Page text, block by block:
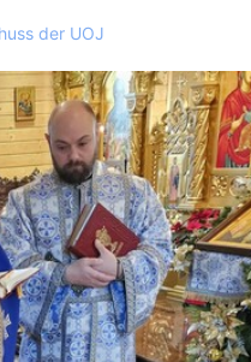
der UOJ